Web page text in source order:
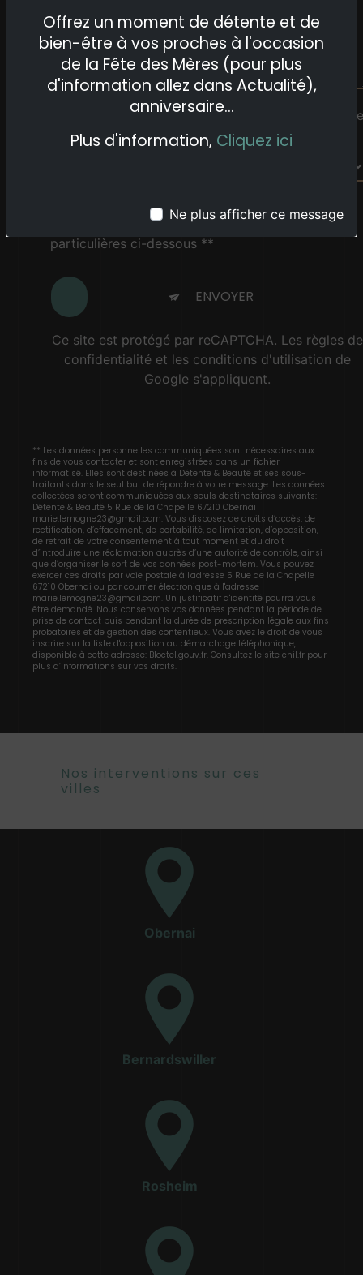
Offrez un moment de détente et de
bien-être à vos proches à l'occasion
de la Fête des Mères (pour plus
d'information allez dans Actualité),
anniversaire...
Plus d'information, Cliquez ici
Ne plus afficher ce message
Vous n'êtes pas un robot, veuillez répondre à cette
question : combien font deux plus six ?
En cochant cette case, j'accepte les conditions
particulières ci-dessous **
ENVOYER
Ce site est protégé par reCAPTCHA. Les règles de
confidentialitéet les conditions d'utilisation de
Google s'appliquent.
** Les données personnelles communiquées sont nécessaires aux
fins de vous contacter et sont enregistrées dans un fichier
informatisé. Elles sont destinées à Détente & Beauté et ses sous-
traitants dans le seul but de répondre à votre message. Les données
collectées seront communiquées aux seuls destinataires suivants:
Détente & Beauté 5 Rue de la Chapelle 67210 Obernai
marie.lemogne23@gmail.com. Vous disposez de droits d’accès, de
rectification, d’effacement, de portabilité, de limitation, d’opposition,
de retrait de votre consentement à tout moment et du droit
d’introduire une réclamation auprès d’une autorité de contrôle, ainsi
que d’organiser le sort de vos données post-mortem. Vous pouvez
exercer ces droits par voie postale à l'adresse 5 Rue de la Chapelle
67210 Obernai ou par courrier électronique à l'adresse
marie.lemogne23@gmail.com. Un justificatif d'identité pourra vous
être demandé. Nous conservons vos données pendant la période de
prise de contact puis pendant la durée de prescription légale aux fins
probatoires et de gestion des contentieux. Vous avez le droit de vous
inscrire sur la liste d'opposition au démarchage téléphonique,
disponible à cette adresse: Bloctel.gouv.fr. Consultez le site cnil.fr pour
plus d’informations sur vos droits.
Nos interventions sur ces
villes
Obernai
Bernardswiller
Rosheim